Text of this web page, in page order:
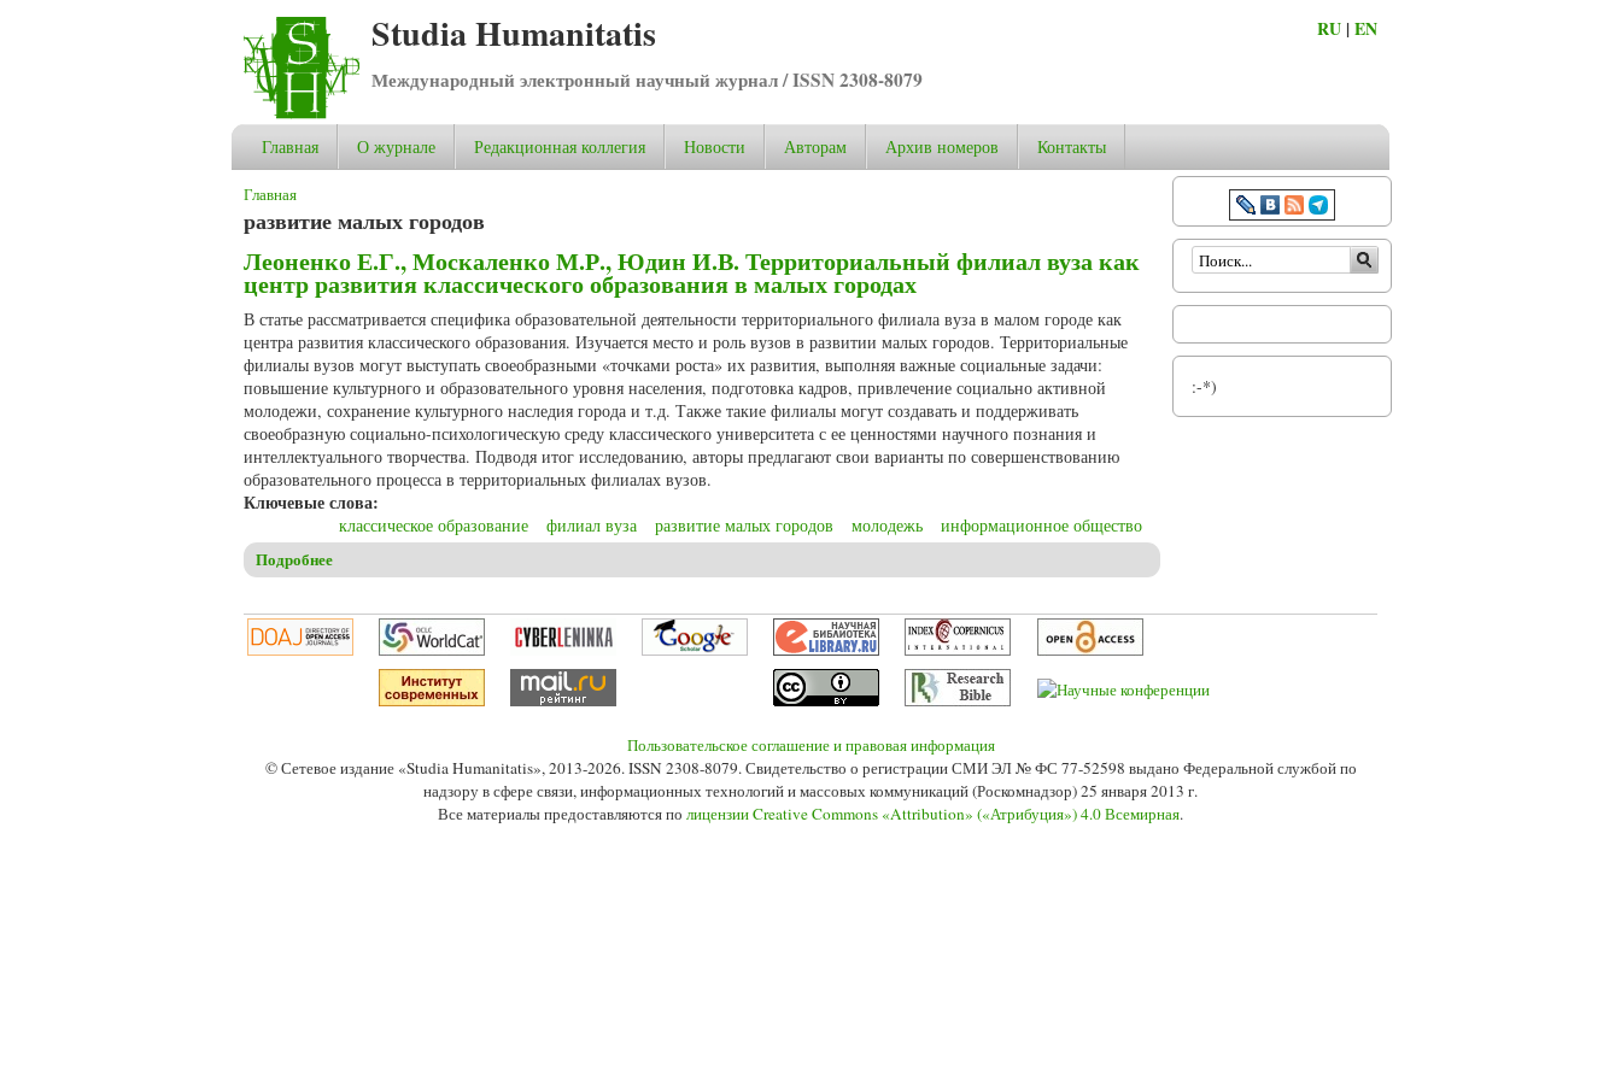
Studia Humanitatis
Международный электронный научный журнал / ISSN 2308-8079
RU |EN
Главная О журнале Редакционная коллегия Новости Авторам Архив номеров Контакты
Вы здесь
Главная
развитие малых городов
Леоненко Е.Г., Москаленко М.Р., Юдин И.В. Территориальный филиал вуза как
центр развития классического образования в малых городах
В статье рассматривается специфика образовательной деятельности территориального филиала вуза в малом городе как
центра развития классического образования. Изучается место и роль вузов в развитии малых городов. Территориальные
филиалы вузов могут выступать своеобразными «точками роста» их развития, выполняя важные социальные задачи:
повышение культурного и образовательного уровня населения, подготовка кадров, привлечение социально активной
молодежи, сохранение культурного наследия города и т.д. Также такие филиалы могут создавать и поддерживать
своеобразную социально-психологическую среду классического университета с ее ценностями научного познания и
интеллектуального творчества. Подводя итог исследованию, авторы предлагают свои варианты по совершенствованию
образовательного процесса в территориальных филиалах вузов.
Ключевые слова:
классическое образование филиал вуза развитие малых городов молодежь информационное общество
Подробнее
Форма поиска
:-*)
Пользовательское соглашение и правовая информация
© Сетевое издание «Studia Humanitatis», 2013-2026. ISSN 2308-8079. Свидетельство о регистрации СМИ ЭЛ № ФС 77-52598 выдано Федеральной службой по
надзору в сфере связи, информационных технологий и массовых коммуникаций (Роскомнадзор) 25 января 2013 г.
Все материалы предоставляются по лицензии Creative Commons «Attribution» («Атрибуция») 4.0 Всемирная.